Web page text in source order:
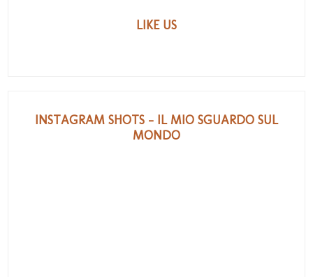
LIKE US
INSTAGRAM SHOTS - IL MIO SGUARDO SUL
MONDO